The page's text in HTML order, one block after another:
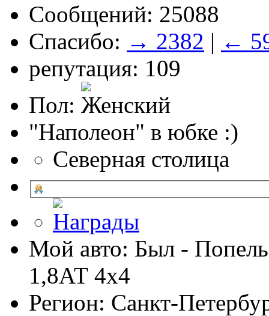
Сообщений: 25088
Спасибо: → 2382 | ←
репутация: 109
Пол:
"Наполеон" в юбке :)
Северная столица
Мой авто: Был -
1,8АТ 4х4
Регион: Санкт-